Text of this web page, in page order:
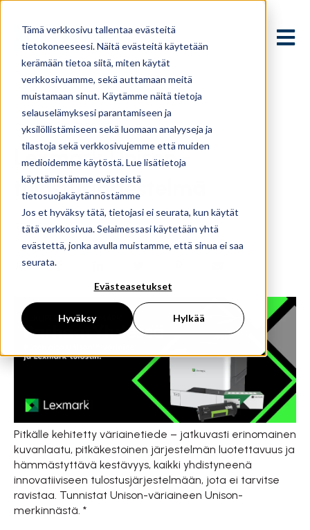
Tämä verkkosivu tallentaa evästeitä
tietokoneeseesi. Näitä evästeitä käytetään
kerämään tietoa siitä, miten käytät
verkkosivuamme, sekä auttamaan meitä
muistamaan sinut. Käytämme näitä tietoja
selauselämyksesi parantamiseen ja
yksilöllistämiseen sekä luomaan analyyseja ja
tilastoja sekä verkkosivujemme että muiden
medioidemme käytöstä. Lue lisätietoja
käyttämistämme evästeistä
tietosuojakäytännöstämme
Jos et hyväksy tätä, tietojasi ei seurata, kun käytät
tätä verkkosivua. Selaimessasi käytetään yhtä
evästettä, jonka avulla muistamme, että sinua ei saa
seurata.
Evästeasetukset
Hyväksy Hylkää
Avaa
Oct 3, 2023, 7:08:27 AM
Lexmark Unison -
tulostusjärjestelmä
RCK Finland
Jaa:
Pitkälle kehitetty väriainetiede – jatkuvasti erinomainen
kuvanlaatu, pitkäkestoinen järjestelmän luotettavuus ja
hämmästyttävä kestävyys, kaikki yhdistyneenä
innovatiiviseen tulostusjärjestelmään, jota ei tarvitse
ravistaa. Tunnistat Unison-väriaineen Unison-
merkinnästä. *